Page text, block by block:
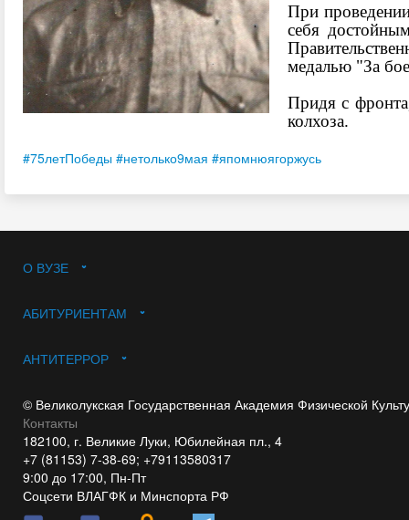
При
себя
медалью "За
Придя с
колхоза.
#75летПобеды #нетолько9мая #япомнюягоржусь
О ВУЗЕ
АБИТУРИЕНТАМ
АНТИТЕРРОР
© Великолукская Государственная Академия Физической
Контакты
182100, г. Великие Луки, Юбилейная пл., 4
+7 (81153) 7-38-69; +79113580317
9:00 до 17:00, Пн-Пт
Соцсети ВЛАГФК и Минспорта РФ